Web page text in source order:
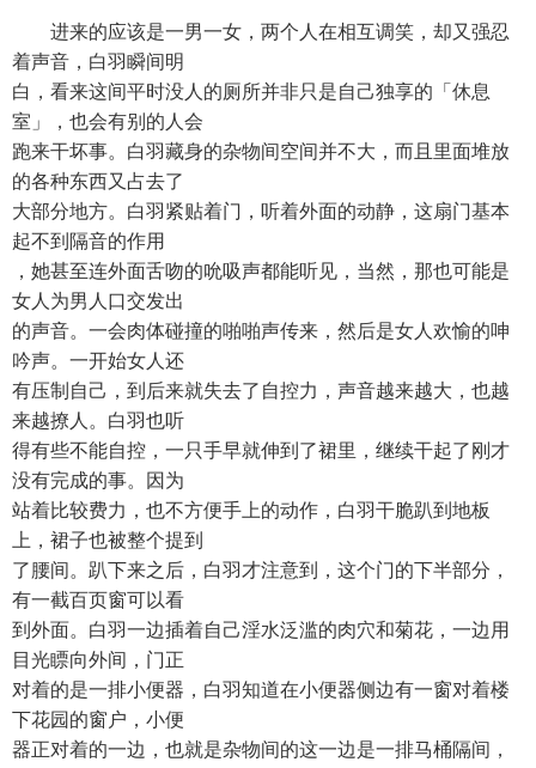
进来的应该是一男一女，两个人在相互调笑，却又强忍
着声音，白羽瞬间明
白，看来这间平时没人的厕所并非只是自己独享的「休息
室」，也会有别的人会
跑来干坏事。白羽藏身的杂物间空间并不大，而且里面堆放
的各种东西又占去了
大部分地方。白羽紧贴着门，听着外面的动静，这扇门基本
起不到隔音的作用
，她甚至连外面舌吻的吮吸声都能听见，当然，那也可能是
女人为男人口交发出
的声音。一会肉体碰撞的啪啪声传来，然后是女人欢愉的呻
吟声。一开始女人还
有压制自己，到后来就失去了自控力，声音越来越大，也越
来越撩人。白羽也听
得有些不能自控，一只手早就伸到了裙里，继续干起了刚才
没有完成的事。因为
站着比较费力，也不方便手上的动作，白羽干脆趴到地板
上，裙子也被整个提到
了腰间。趴下来之后，白羽才注意到，这个门的下半部分，
有一截百页窗可以看
到外面。白羽一边插着自己淫水泛滥的肉穴和菊花，一边用
目光瞟向外间，门正
对着的是一排小便器，白羽知道在小便器侧边有一窗对着楼
下花园的窗户，小便
器正对着的一边，也就是杂物间的这一边是一排马桶隔间，